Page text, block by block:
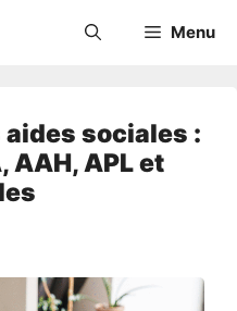
Menu
sociales :
AAH, APL et